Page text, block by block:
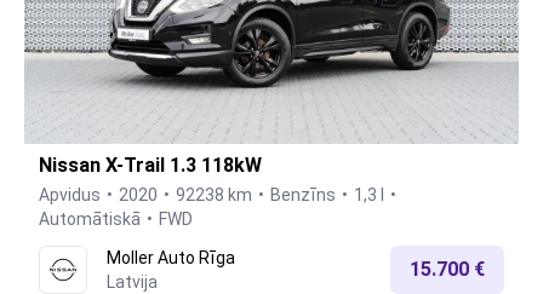
Nissan X-Trail 1.3 118kW
Apvidus 2020 92238 km Benzīns
1,3 l
Automātiskā
FWD
Moller Auto Rīga
Latvija
15.700 €